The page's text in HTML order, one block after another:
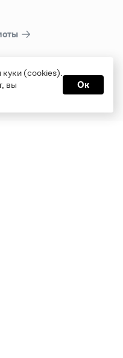
ЭЛ № ФС 77 - 84700,
(cookies).
вы
Ок